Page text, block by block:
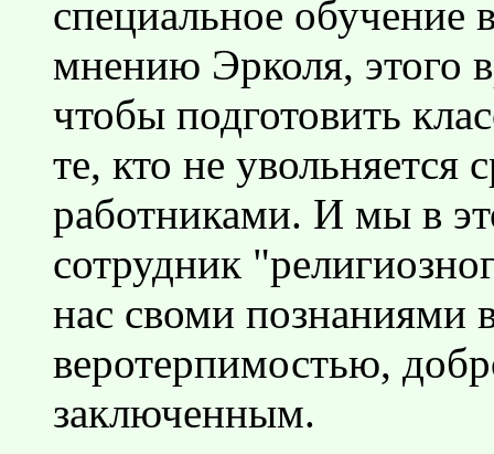
специальное обучение
мнению Эрколя, этого
чтобы подготовить
те, кто не увольняется
работниками. И мы в
сотрудник
нас своми познаниями
веротерпимостью,
заключенным.